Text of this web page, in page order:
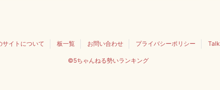
サイトについて 板一覧 お問い合わせ プライバシーポリシー
©5ちゃんねる勢いランキング